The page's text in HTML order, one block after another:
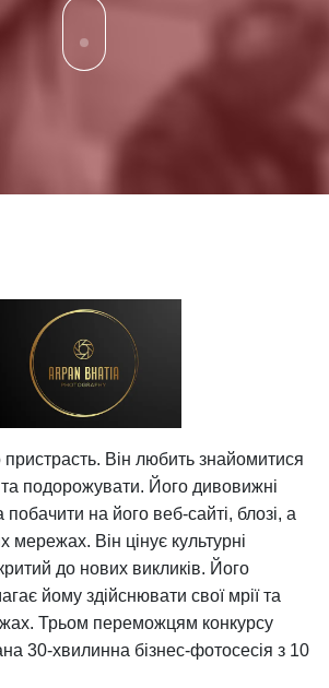
Він любить знайомитися
подорожувати. Його дивовижні
на його веб-сайті, блозі, а
мережах. Він цінує культурні
до нових викликів. Його
йому здійснювати свої мрії та
Трьом переможцям конкурсу
30-хвилинна бізнес-фотосесія з 10